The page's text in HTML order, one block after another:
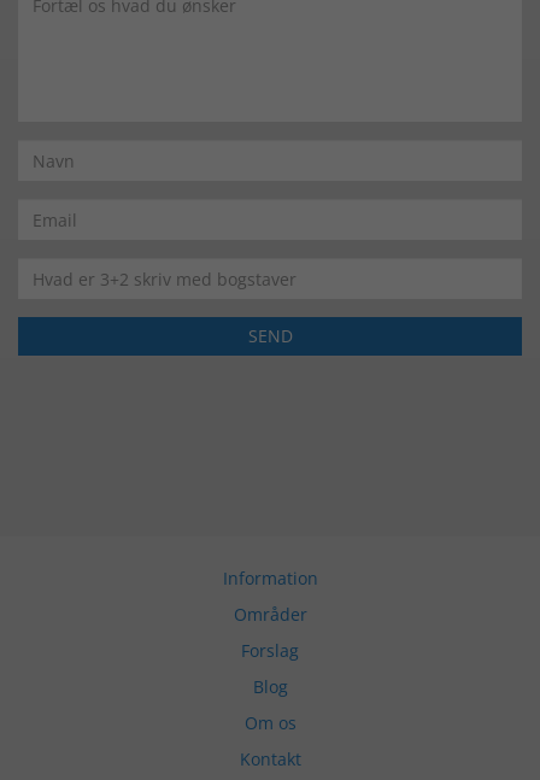
Information
Områder
Forslag
Blog
Om os
Kontakt